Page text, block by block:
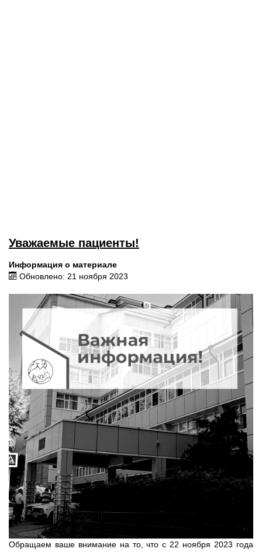
Уважаемые пациенты!
Информация о материале
Обновлено: 21 ноября 2023
Обращаем ваше внимание на то, что с 22 ноября 2023 года